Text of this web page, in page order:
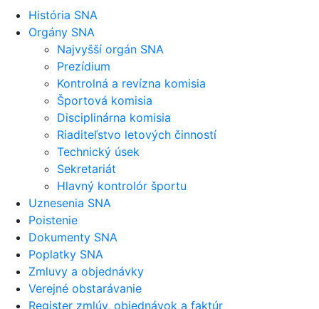
História SNA
Orgány SNA
Najvyšší orgán SNA
Prezídium
Kontrolná a revízna komisia
Športová komisia
Disciplinárna komisia
Riaditeľstvo letových činností
Technický úsek
Sekretariát
Hlavný kontrolór športu
Uznesenia SNA
Poistenie
Dokumenty SNA
Poplatky SNA
Zmluvy a objednávky
Verejné obstarávanie
Register zmlúv, objednávok a faktúr